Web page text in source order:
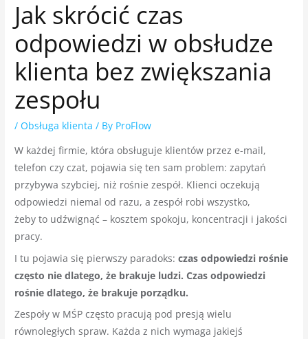
Jak skrócić czas
odpowiedzi w obsłudze
klienta bez zwiększania
zespołu
/Obsługa klienta / By ProFlow
W każdej firmie, która obsługuje klientów przez e-mail,
telefon czy czat, pojawia się ten sam problem: zapytań
przybywa szybciej, niż rośnie zespół. Klienci oczekują
odpowiedzi niemal od razu, a zespół robi wszystko,
żeby to udźwignąć – kosztem spokoju, koncentracji i jakości
pracy.
I tu pojawia się pierwszy paradoks:czas odpowiedzi rośnie
często nie dlatego, że brakuje ludzi. Czas odpowiedzi
rośnie dlatego, że brakuje porządku.
Zespoły w MŚP często pracują pod presją wielu
równoległych spraw. Każda z nich wymaga jakiejś